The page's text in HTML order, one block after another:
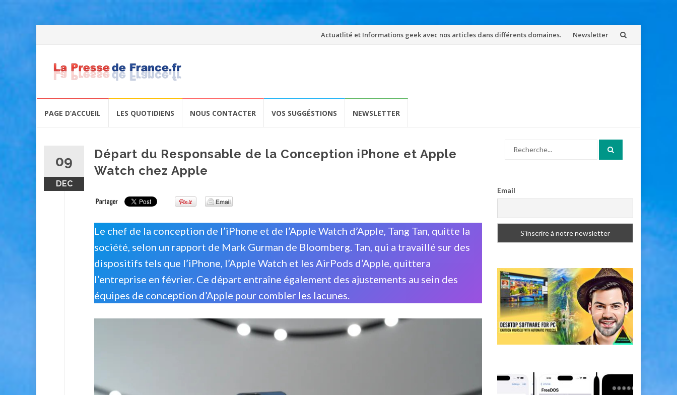
Skip
Actuatlité et Informations geek avec nos articles dans différents domaines. Newsletter
PAGE D’ACCUEIL LES QUOTIDIENS NOUS CONTACTER VOS SUGGÉSTIONS NEWSLETTER
09
DEC
Départ du Responsable de la Conception iPhone et Apple
Watch chez Apple
Le chef de la conception de l’iPhone et de l’Apple Watch d’Apple, Tang Tan, quitte la
société, selon un rapport de Mark Gurman de Bloomberg. Tan, qui a travaillé sur des
dispositifs tels que l’iPhone, l’Apple Watch et les AirPods d’Apple, quittera
l’entreprise en février. Ce départ entraîne également des ajustements au sein des
équipes de conception d’Apple pour combler les lacunes.
Email